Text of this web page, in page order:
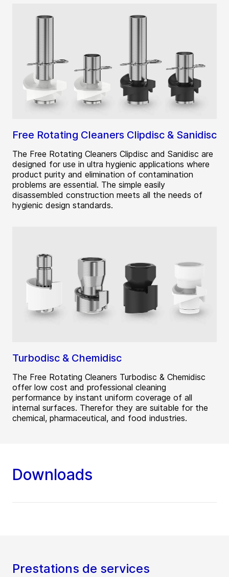
Free Rotating Cleaners Clipdisc & Sanidisc
The Free Rotating Cleaners Clipdisc and Sanidisc are
designed for use in ultra hygienic applications where
product purity and elimination of contamination
problems are essential. The simple easily
disassembled construction meets all the needs of
hygienic design standards.
Turbodisc & Chemidisc
The Free Rotating Cleaners Turbodisc & Chemidisc
offer low cost and professional cleaning
performance by instant uniform coverage of all
internal surfaces. Therefor they are suitable for the
chemical, pharmaceutical, and food industries.
Downloads
Prestations de services